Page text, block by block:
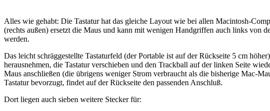
Alles wie gehabt: Die Tastatur hat das gleiche Layout wie bei allen Macintosh-
(rechts außen) ersetzt die Maus und kann mit wenigen Handgriffen auch links von
werden.
Das leicht schräggestellte Tastaturfeld (der Portable ist auf der Rückseite 5 cm
herausnehmen, die Tastatur verschieben und den Trackball auf der linken Seite
Maus anschließen (die übrigens weniger Strom verbraucht als die bisherige Mac-
Tastatur bevorzugt, findet auf der Rückseite den passenden Anschluß.
Dort liegen auch sieben weitere Stecker für: